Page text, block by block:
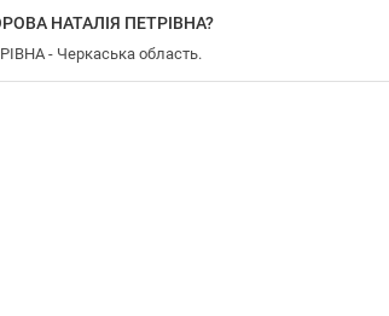
НАТАЛІЯ ПЕТРІВНА?
- Черкаська область.